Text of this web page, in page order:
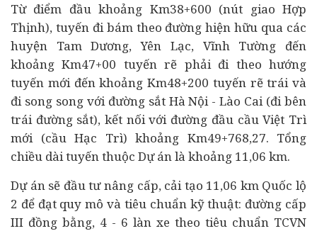
Từ điểm đầu khoảng Km38+600 (nút giao Hợp
Thịnh), tuyến đi bám theo đường hiện hữu qua các
huyện Tam Dương, Yên Lạc, Vĩnh Tường đến
khoảng Km47+00 tuyến rẽ phải đi theo hướng
tuyến mới đến khoảng Km48+200 tuyến rẽ trái và
đi song song với đường sắt Hà Nội - Lào Cai (đi bên
trái đường sắt), kết nối với đường đầu cầu Việt Trì
mới (cầu Hạc Trì) khoảng Km49+768,27. Tổng
chiều dài tuyến thuộc Dự án là khoảng 11,06 km.
Dự án sẽ đầu tư nâng cấp, cải tạo 11,06 km Quốc lộ
2 để đạt quy mô và tiêu chuẩn kỹ thuật: đường cấp
III đồng bằng, 4 - 6 làn xe theo tiêu chuẩn TCVN